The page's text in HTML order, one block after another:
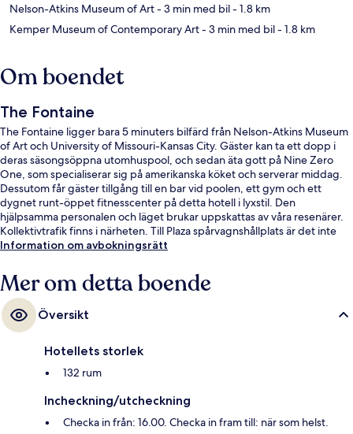
Nelson-Atkins Museum of Art- 3 min med bil- 1.8 km
Kemper Museum of Contemporary Art- 3 min med bil- 1.8 km
Om boendet
The Fontaine
The Fontaine ligger bara 5 minuters bilfärd från Nelson-Atkins Museum
of Art och University of Missouri-Kansas City. Gäster kan ta ett dopp i
deras säsongsöppna utomhuspool, och sedan äta gott på Nine Zero
One, som specialiserar sig på amerikanska köket och serverar middag.
Dessutom får gäster tillgång till en bar vid poolen, ett gym och ett
dygnet runt-öppet fitnesscenter på detta hotell i lyxstil. Den
hjälpsamma personalen och läget brukar uppskattas av våra resenärer.
Kollektivtrafik finns i närheten. Till Plaza spårvagnshållplats är det inte
mer än 14 minuters promenad.
Information om avbokningsrätt
Mer om detta boende
Översikt
Hotellets storlek
132 rum
Incheckning/utcheckning
Checka in från: 16.00. Checka in fram till: när som helst.